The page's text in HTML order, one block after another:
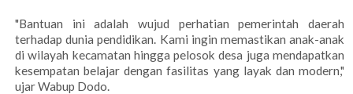
"Bantuan ini adalah wujud perhatian pemerintah daerah
terhadap dunia pendidikan. Kami ingin memastikan anak-anak
di wilayah kecamatan hingga pelosok desa juga mendapatkan
kesempatan belajar dengan fasilitas yang layak dan modern,"
ujar Wabup Dodo.